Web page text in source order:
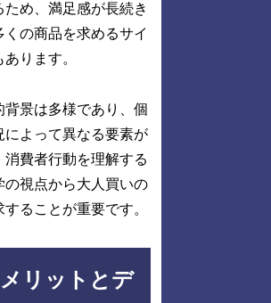
め、満足感が長続き
の商品を求めるサイ
ります。
背景は多様であり、個
によって異なる要素が
消費者行動を理解する
の視点から大人買いの
ることが重要です。
リットとデ